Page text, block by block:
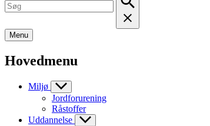
Menu
Hovedmenu
Miljø
Jordforurening
Råstoffer
Uddannelse